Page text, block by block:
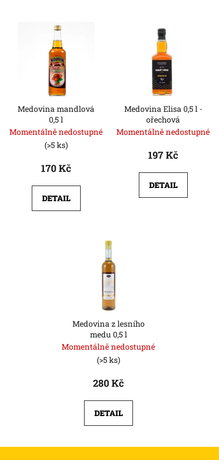
Medovina mandlová
0,5 l
Momentálně nedostupné
(>5 ks)
170 Kč
DETAIL
Medovina Elisa 0,5 l -
ořechová
Momentálně nedostupné
197 Kč
DETAIL
Medovina z lesního
medu 0,5 l
Momentálně nedostupné
(>5 ks)
280 Kč
DETAIL